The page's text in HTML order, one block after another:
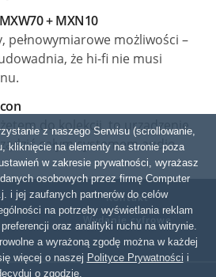
+ MXN10
pełnowymiarowe możliwości –
że hi-fi nie musi
do kolekcji, to urządzenie,
całym systemem audio.
Kontakt
Wydanie cyfrowe
z naszego Serwisu (scrollowanie,
kliknięcie na elementy na stronie poza
w zakresie prywatności, wyrażasz
osobowych przez firmę Computer
i jej zaufanych partnerów do celów
na potrzeby wyświetlania reklam
oraz analityki ruchu na witrynie.
a wyrażoną zgodę można w każdej
więcej o naszej Polityce Prywatności i
o zgodzie.